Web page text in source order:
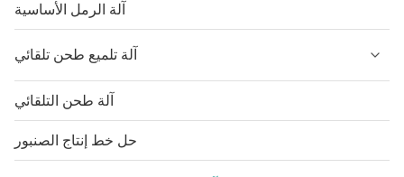
آلة الرمل الأساسية
آلة تلميع طحن تلقائي
آلة طحن التلقائي
حل خط إنتاج الصنبور